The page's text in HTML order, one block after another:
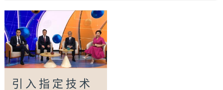
法，建构完善的反网络诈骗体系」议员议案，促
请政府订立网络安全法，完善反网络诈骗体系。
今集邀请提出议案的立法会议员邱达根和香港通
讯业联会主席刘贵显一起探讨相关问题。
嘉宾：立法会议员邱达根、香港通讯业联会主席
引入指定技术